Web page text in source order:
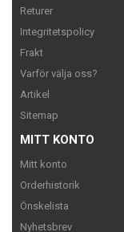
Returer
Integritetspolicy
Frakt
Varför välja oss?
Artikel
Sitemap
MITT KONTO
Mitt konto
Orderhistorik
Önskelista
Nyhetsbrev